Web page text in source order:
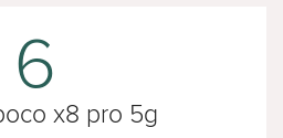
6
x8 pro 5g